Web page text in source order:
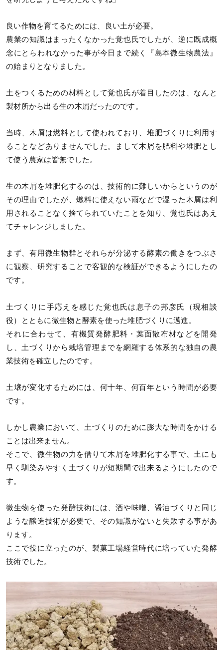
良い作物を育てるためには、良い土が必要。
農業の知識はまったくなかった覚也氏でしたが、逆に既成概
念にとらわれなかった事が今日まで続く『島本微生物農法』
の始まりとなりました。
土をつくるための材料として覚也氏が着目したのは、なんと
製材所から出る生の木屑だったのです。
当時、木屑は燃料として使われており、堆肥づくりに利用す
ることなどありませんでした。まして木屑を肥料や堆肥とし
て使う農家は皆無でした。
生の木屑を堆肥化するのは、技術的に難しいからというのが
その理由でしたが、燃料に使えない雨などで湿った木屑は利
用されることなく捨てられていたことを知り、覚也氏はあえ
てチャレンジしました。
まず、有用微生物群とそれらが分泌する酵素の働きをつぶさ
に観察、研究することで客観的な検証ができるようにしたの
です。
土づくりに手応えを感じた覚也氏は息子の邦彦氏（現相談
役）とともに微生物と酵素を使った堆肥づくりに邁進。
それに合わせて、有機質発酵肥料・葉面散布材などを開発
し、土づくりから栽培管理までを網羅する体系的な独自の農
業技術を確立したのです。
土壌が変化するためには、何十年、何百年という時間が必要
です。
しかし農業において、土づくりのために膨大な時間をかける
ことは出来ません。
そこで、微生物の力を借りて木屑を堆肥化する事で、土にも
早く馴染みやすく土づくりが短期間で出来るようにしたので
す。
微生物を使った発酵技術には、酒や味噌、醤油づくりと同じ
ような醸造技術が必要で、その知識がないと失敗する事があ
ります。
ここで役に立ったのが、製菓工場経営時代に培っていた発酵
技術でした。